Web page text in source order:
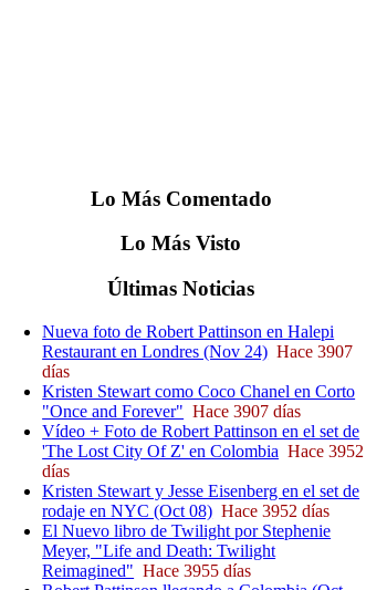
Lo MásComentado
LoMás Visto
Últimas Noticias
Nueva foto de Robert Pattinson en Halepi
Restaurant en Londres (Nov 24) Hace 3907
días
Kristen Stewart como Coco Chanel en Corto
"Once and Forever" Hace 3907 días
Vídeo + Foto de Robert Pattinson en el set de
'The Lost City Of Z' en Colombia Hace 3952
días
Kristen Stewart y Jesse Eisenberg en el set de
rodaje en NYC (Oct 08) Hace 3952 días
El Nuevo libro de Twilight por Stephenie
Meyer, "Life and Death: Twilight
Reimagined" Hace 3955 días